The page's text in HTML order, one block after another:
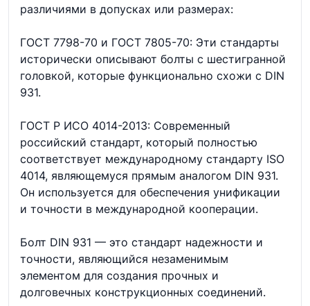
различиями в допусках или размерах:
ГОСТ 7798-70 и ГОСТ 7805-70: Эти стандарты
исторически описывают болты с шестигранной
головкой, которые функционально схожи с DIN
931.
ГОСТ Р ИСО 4014-2013: Современный
российский стандарт, который полностью
соответствует международному стандарту ISO
4014, являющемуся прямым аналогом DIN 931.
Он используется для обеспечения унификации
и точности в международной кооперации.
Болт DIN 931 — это стандарт надежности и
точности, являющийся незаменимым
элементом для создания прочных и
долговечных конструкционных соединений.